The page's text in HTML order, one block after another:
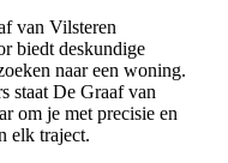
van Vilsteren
biedt deskundige
naar een woning.
staat De Graaf van
om je met precisie en
elk traject.